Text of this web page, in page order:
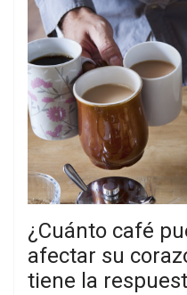
¿Cuánto café
afectar su
tiene la